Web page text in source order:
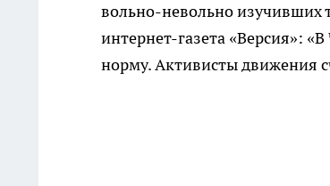
вольно-невольно изучивших
интернет-газета «Версия»:
норму. Активисты движения